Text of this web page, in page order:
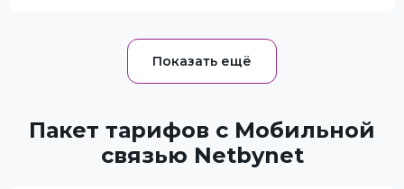
Пакет тарифов с Мобильной
связью Netbynet